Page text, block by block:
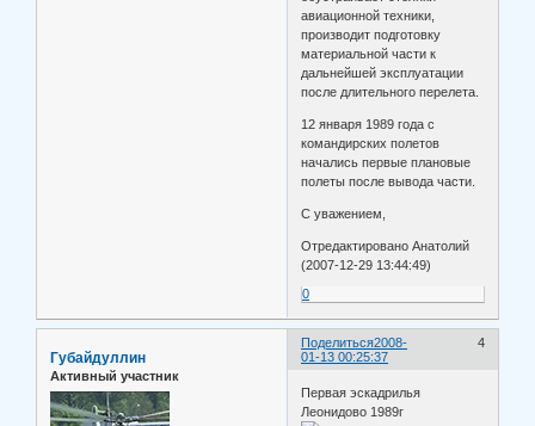
авиационной техники,
производит подготовку
материальной части к
дальнейшей эксплуатации
после длительного перелета.
12 января 1989 года с
командирских полетов
начались первые плановые
полеты после вывода части.
С уважением,
Отредактировано Анатолий
(2007-12-29 13:44:49)
0
Поделиться 4
2008-
01-13 00:25:37
Губайдуллин
Активный участник
Первая эскадрилья
Леонидово 1989г